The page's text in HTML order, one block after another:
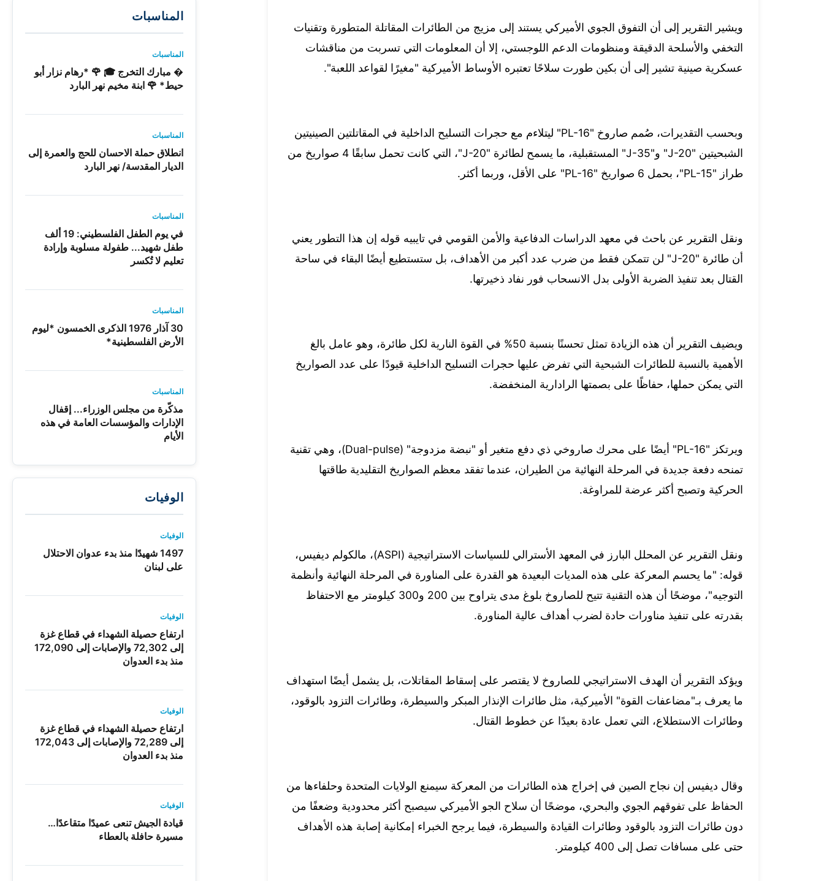
ويشير التقرير إلى أن التفوق الجوي الأميركي يستند إلى مزيج من الطائرات المقاتلة المتطورة وتقنيات
التخفي والأسلحة الدقيقة ومنظومات الدعم اللوجستي، إلا أن المعلومات التي تسربت من مناقشات
عسكرية صينية تشير إلى أن بكين طورت سلاحًا تعتبره الأوساط الأميركية "مغيرًا لقواعد اللعبة".
وبحسب التقديرات، صُمم صاروخ "PL-16" ليتلاءم مع حجرات التسليح الداخلية في المقاتلتين الصينيتين
الشبحيتين "J-20" و"J-35" المستقبلية، ما يسمح لطائرة "J-20"، التي كانت تحمل سابقًا 4 صواريخ من
طراز "PL-15"، بحمل 6 صواريخ "PL-16" على الأقل، وربما أكثر.
ونقل التقرير عن باحث في معهد الدراسات الدفاعية والأمن القومي في تايبيه قوله إن هذا التطور يعني
أن طائرة "J-20" لن تتمكن فقط من ضرب عدد أكبر من الأهداف، بل ستستطيع أيضًا البقاء في ساحة
القتال بعد تنفيذ الضربة الأولى بدل الانسحاب فور نفاد ذخيرتها.
ويضيف التقرير أن هذه الزيادة تمثل تحسنًا بنسبة 50% في القوة النارية لكل طائرة، وهو عامل بالغ
الأهمية بالنسبة للطائرات الشبحية التي تفرض عليها حجرات التسليح الداخلية قيودًا على عدد الصواريخ
التي يمكن حملها، حفاظًا على بصمتها الرادارية المنخفضة.
ويرتكز "PL-16" أيضًا على محرك صاروخي ذي دفع متغير أو "نبضة مزدوجة" (Dual-pulse)، وهي تقنية
تمنحه دفعة جديدة في المرحلة النهائية من الطيران، عندما تفقد معظم الصواريخ التقليدية طاقتها
الحركية وتصبح أكثر عرضة للمراوغة.
ونقل التقرير عن المحلل البارز في المعهد الأسترالي للسياسات الاستراتيجية (ASPI)، مالكولم ديفيس،
قوله: "ما يحسم المعركة على هذه المديات البعيدة هو القدرة على المناورة في المرحلة النهائية وأنظمة
التوجيه"، موضحًا أن هذه التقنية تتيح للصاروخ بلوغ مدى يتراوح بين 200 و300 كيلومتر مع الاحتفاظ
بقدرته على تنفيذ مناورات حادة لضرب أهداف عالية المناورة.
ويؤكد التقرير أن الهدف الاستراتيجي للصاروخ لا يقتصر على إسقاط المقاتلات، بل يشمل أيضًا استهداف
ما يعرف بـ"مضاعفات القوة" الأميركية، مثل طائرات الإنذار المبكر والسيطرة، وطائرات التزود بالوقود،
وطائرات الاستطلاع، التي تعمل عادة بعيدًا عن خطوط القتال.
وقال ديفيس إن نجاح الصين في إخراج هذه الطائرات من المعركة سيمنع الولايات المتحدة وحلفاءها من
الحفاظ على تفوقهم الجوي والبحري، موضحًا أن سلاح الجو الأميركي سيصبح أكثر محدودية وضعفًا من
دون طائرات التزود بالوقود وطائرات القيادة والسيطرة، فيما يرجح الخبراء إمكانية إصابة هذه الأهداف
حتى على مسافات تصل إلى 400 كيلومتر.
المناسبات
المناسبات
� مبارك التخرج 🎓 🌹 *رهام نزار أبو
حيط* 🌹 ابنة مخيم نهر البارد
المناسبات
انطلاق حملة الاحسان للحج والعمرة إلى
الديار المقدسة/ نهر البارد
المناسبات
في يوم الطفل الفلسطيني: 19 ألف
طفل شهيد... طفولة مسلوبة وإرادة
تعليم لا تُكسر
المناسبات
30 آذار 1976 الذكرى الخمسون *ليوم
الأرض الفلسطينية*
المناسبات
مذكّرة من مجلس الوزراء... إقفال
الإدارات والمؤسسات العامة في هذه
الأيام
الوفيات
الوفيات
1497 شهيدًا منذ بدء عدوان الاحتلال
على لبنان
الوفيات
ارتفاع حصيلة الشهداء في قطاع غزة
إلى 72,302 والإصابات إلى 172,090
منذ بدء العدوان
الوفيات
ارتفاع حصيلة الشهداء في قطاع غزة
إلى 72,289 والإصابات إلى 172,043
منذ بدء العدوان
الوفيات
قيادة الجيش تنعى عميدًا متقاعدًا…
مسيرة حافلة بالعطاء